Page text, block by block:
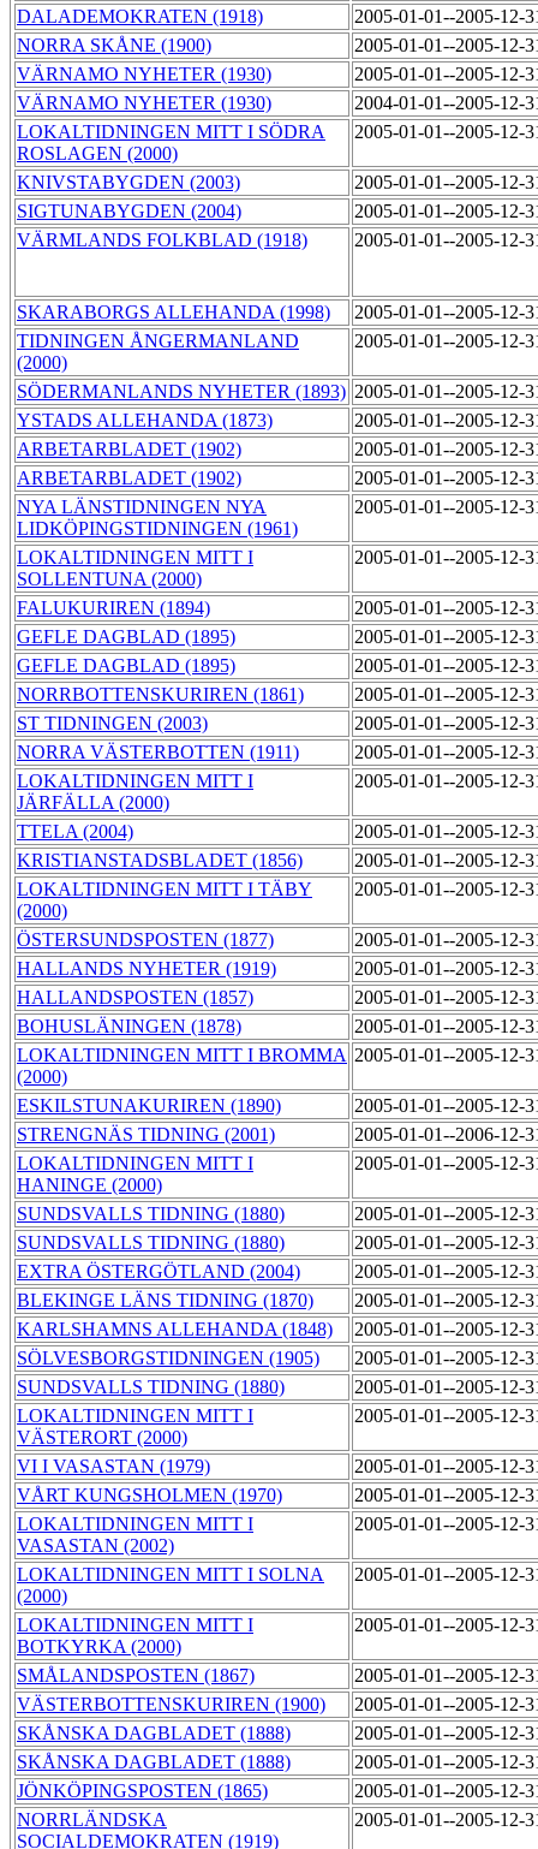
DALADEMOKRATEN (1918)
2005-01-01--2005-12-
NORRA SKÅNE (1900)
2005-01-01--2005-12-
VÄRNAMO NYHETER (1930)
2005-01-01--2005-12-
VÄRNAMO NYHETER (1930)
2004-01-01--2005-12-
LOKALTIDNINGEN MITT I SÖDRA
ROSLAGEN (2000)
2005-01-01--2005-12-
KNIVSTABYGDEN (2003)
2005-01-01--2005-12-
SIGTUNABYGDEN (2004)
2005-01-01--2005-12-
VÄRMLANDS FOLKBLAD (1918)
2005-01-01--2005-12-
SKARABORGS ALLEHANDA (1998)
2005-01-01--2005-12-
TIDNINGEN ÅNGERMANLAND
(2000)
2005-01-01--2005-12-
SÖDERMANLANDS NYHETER (1893) 2005-01-01--2005-12-
YSTADS ALLEHANDA (1873)
2005-01-01--2005-12-
ARBETARBLADET (1902)
2005-01-01--2005-12-
ARBETARBLADET (1902)
2005-01-01--2005-12-
NYA LÄNSTIDNINGEN NYA
LIDKÖPINGSTIDNINGEN (1961)
2005-01-01--2005-12-
LOKALTIDNINGEN MITT I
SOLLENTUNA (2000)
2005-01-01--2005-12-
FALUKURIREN (1894)
2005-01-01--2005-12-
GEFLE DAGBLAD (1895)
2005-01-01--2005-12-
GEFLE DAGBLAD (1895)
2005-01-01--2005-12-
NORRBOTTENSKURIREN (1861)
2005-01-01--2005-12-
ST TIDNINGEN (2003)
2005-01-01--2005-12-
NORRA VÄSTERBOTTEN (1911)
2005-01-01--2005-12-
LOKALTIDNINGEN MITT I
JÄRFÄLLA (2000)
2005-01-01--2005-12-
TTELA (2004)
2005-01-01--2005-12-
KRISTIANSTADSBLADET (1856)
2005-01-01--2005-12-
LOKALTIDNINGEN MITT I TÄBY
(2000)
2005-01-01--2005-12-
ÖSTERSUNDSPOSTEN (1877)
2005-01-01--2005-12-
HALLANDS NYHETER (1919)
2005-01-01--2005-12-
HALLANDSPOSTEN (1857)
2005-01-01--2005-12-
BOHUSLÄNINGEN (1878)
2005-01-01--2005-12-
LOKALTIDNINGEN MITT I BROMMA
(2000)
2005-01-01--2005-12-
ESKILSTUNAKURIREN (1890)
2005-01-01--2005-12-
STRENGNÄS TIDNING (2001)
2005-01-01--2006-12-
LOKALTIDNINGEN MITT I
HANINGE (2000)
2005-01-01--2005-12-
SUNDSVALLS TIDNING (1880)
2005-01-01--2005-12-
SUNDSVALLS TIDNING (1880)
2005-01-01--2005-12-
EXTRA ÖSTERGÖTLAND (2004)
2005-01-01--2005-12-
BLEKINGE LÄNS TIDNING (1870)
2005-01-01--2005-12-
KARLSHAMNS ALLEHANDA (1848)
2005-01-01--2005-12-
SÖLVESBORGSTIDNINGEN (1905)
2005-01-01--2005-12-
SUNDSVALLS TIDNING (1880)
2005-01-01--2005-12-
LOKALTIDNINGEN MITT I
VÄSTERORT (2000)
2005-01-01--2005-12-
VI I VASASTAN (1979)
2005-01-01--2005-12-
VÅRT KUNGSHOLMEN (1970)
2005-01-01--2005-12-
LOKALTIDNINGEN MITT I
VASASTAN (2002)
2005-01-01--2005-12-
LOKALTIDNINGEN MITT I SOLNA
(2000)
2005-01-01--2005-12-
LOKALTIDNINGEN MITT I
BOTKYRKA (2000)
2005-01-01--2005-12-
SMÅLANDSPOSTEN (1867)
2005-01-01--2005-12-
VÄSTERBOTTENSKURIREN (1900)
2005-01-01--2005-12-
SKÅNSKA DAGBLADET (1888)
2005-01-01--2005-12-
SKÅNSKA DAGBLADET (1888)
2005-01-01--2005-12-
JÖNKÖPINGSPOSTEN (1865)
2005-01-01--2005-12-
NORRLÄNDSKA
SOCIALDEMOKRATEN (1919)
2005-01-01--2005-12-